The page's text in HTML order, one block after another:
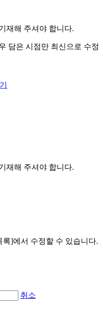
재해 주셔야 합니다.
담은 시점만 최신으로 수정
재해 주셔야 합니다.
]에서 수정할 수 있습니다.
취소